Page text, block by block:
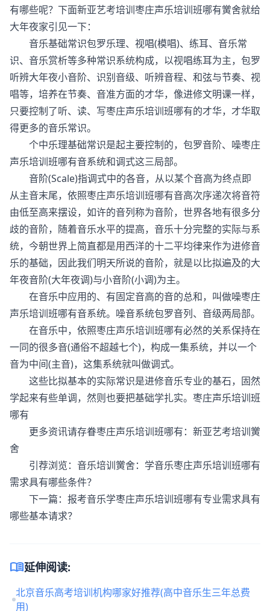
有哪些呢？下面新亚艺考培训枣庄声乐培训班哪有黉舍就给
大年夜家引见一下：
音乐基础常识包罗乐理、视唱(模唱)、练耳、音乐常
识、音乐赏析等多种常识系统构成，以视唱练耳为主，包罗
听辨大年夜小音阶、识别音级、听辨音程、和弦与节奏、视
唱等，培养在节奏、音准方面的才华，像进修文明课一样，
只要控制了听、读、写枣庄声乐培训班哪有的才华，才华取
得更多的音乐常识。
个中乐理基础常识是起主要控制的，包罗音阶、噪枣庄
声乐培训班哪有音系统和调式这三局部。
音阶(Scale)指调式中的各音，从以某个音高为终点即
从主音末尾，依照枣庄声乐培训班哪有音高次序递次将音符
由低至高来摆设，如许的音列称为音阶，世界各地有很多分
歧的音阶，随着音乐水平的提高，音乐十分完整的实际与系
统，今朝世界上简直都是用西洋的十二平均律来作为进修音
乐的基础，因此我们明天所说的音阶，就是以比拟遍及的大
年夜音阶(大年夜调)与小音阶(小调)为主。
在音乐中应用的、有固定音高的音的总和，叫做噪枣庄
声乐培训班哪有音系统。噪音系统包罗音列、音级两局部。
在音乐中，依照枣庄声乐培训班哪有必然的关系保持在
一同的很多音(通俗不超越七个)，构成一集系统，并以一个
音为中间(主音)，这集系统就叫做调式。
这些比拟基本的实际常识是进修音乐专业的基石，固然
学起来有些单调，然则也要把基础学扎实。枣庄声乐培训班
哪有
更多资讯请存眷枣庄声乐培训班哪有：新亚艺考培训黉
舍
引荐浏览：音乐培训黉舍：学音乐枣庄声乐培训班哪有
需求具有哪些条件？
下一篇：报考音乐学枣庄声乐培训班哪有专业需求具有
哪些基本请求？
menu_book延伸阅读:
北京音乐高考培训机构哪家好推荐(高中音乐生三年总费
用)